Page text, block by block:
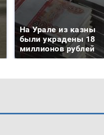
На Урале из казны
были украдены 18
миллионов рублей